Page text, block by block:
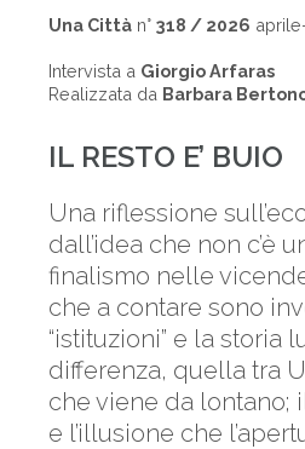
Una Città n° 318 / 2026
Intervista a Giorgio Arfaras
Realizzata da Barbara
IL RESTO E’ BUIO
Una riflessione
dall’idea che non c’è
finalismo nelle
che a contare sono
“istituzioni” e la storia
differenza, quella tra
che viene da lontano;
e l’illusione che